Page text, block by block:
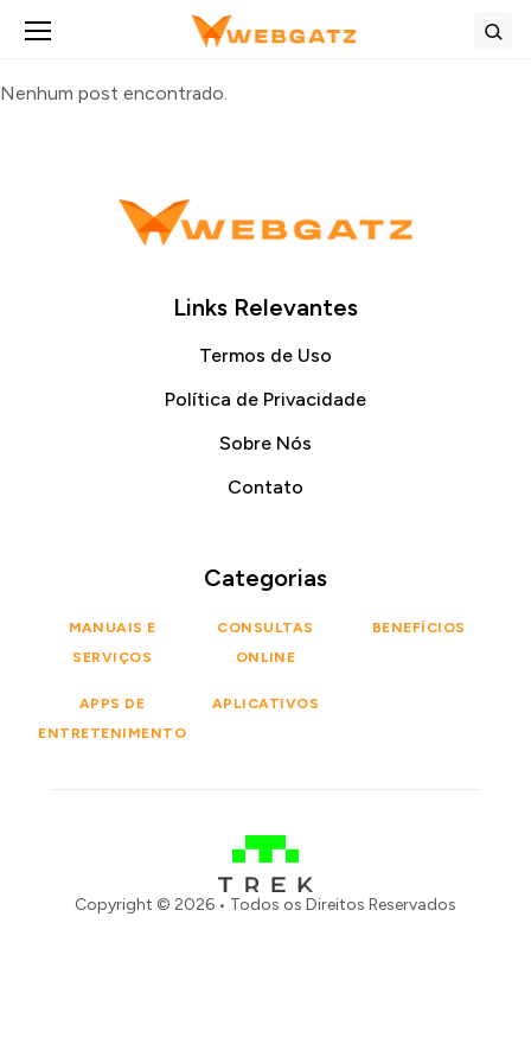
Abrir menu
Nenhum post encontrado.
Links Relevantes
Termos de Uso
Política de Privacidade
Sobre Nós
Contato
Categorias
MANUAIS E
SERVIÇOS
CONSULTAS
ONLINE
BENEFÍCIOS
APPS DE
ENTRETENIMENTO
APLICATIVOS
Copyright © 2026 • Todos os Direitos Reservados